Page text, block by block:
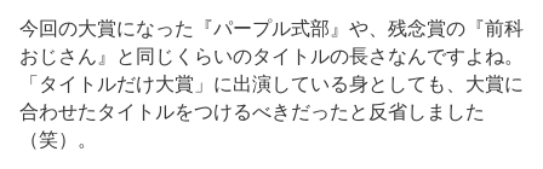
今回の大賞になった『パープル式部』や、残念賞の『前科
おじさん』と同じくらいのタイトルの長さなんですよね。
「タイトルだけ大賞」に出演している身としても、大賞に
合わせたタイトルをつけるべきだったと反省しました
（笑）。